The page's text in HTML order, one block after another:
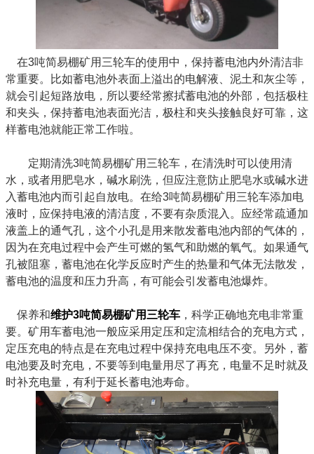
在3吨简易棚矿用三轮车的使用中，保持蓄电池内外清洁非
常重要。比如蓄电池外表面上溢出的电解液、泥土和灰尘等，
就会引起短路放电，所以要经常擦拭蓄电池的外部，包括极柱
和夹头，保持蓄电池表面光洁，极柱和夹头接触良好可靠，这
样蓄电池就能正常工作啦。
定期清洗3吨简易棚矿用三轮车，在清洗时可以使用清
水，或者用肥皂水，碱水刷洗，但应注意防止肥皂水或碱水进
入蓄电池内而引起自放电。在给3吨简易棚矿用三轮车添加电
液时，应保持电液的清洁度，不要有杂质混入。应经常疏通加
液盖上的通气孔，这个小孔是用来散发蓄电池内部的气体的，
因为在充电过程中会产生可燃的氢气和助燃的氧气。如果通气
孔被阻塞，蓄电池在化学反应时产生的热量和气体无法散发，
蓄电池的温度和压力升高，有可能会引发蓄电池爆炸。
保养和维护3吨简易棚矿用三轮车 ，科学正确地充电非常重
要。矿用车蓄电池一般应采用定压和定流相结合的充电方式，
定压充电的特点是在充电过程中保持充电电压不变。另外，蓄
电池要及时充电，不要等到电量用尽了再充，电量不足时就及
时补充电量，有利于延长蓄电池寿命。